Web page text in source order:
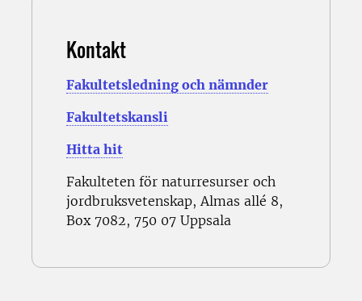
Kontakt
Fakultetsledning och nämnder
Fakultetskansli
Hitta hit
Fakulteten för naturresurser och
jordbruksvetenskap, Almas allé 8,
Box 7082, 750 07 Uppsala